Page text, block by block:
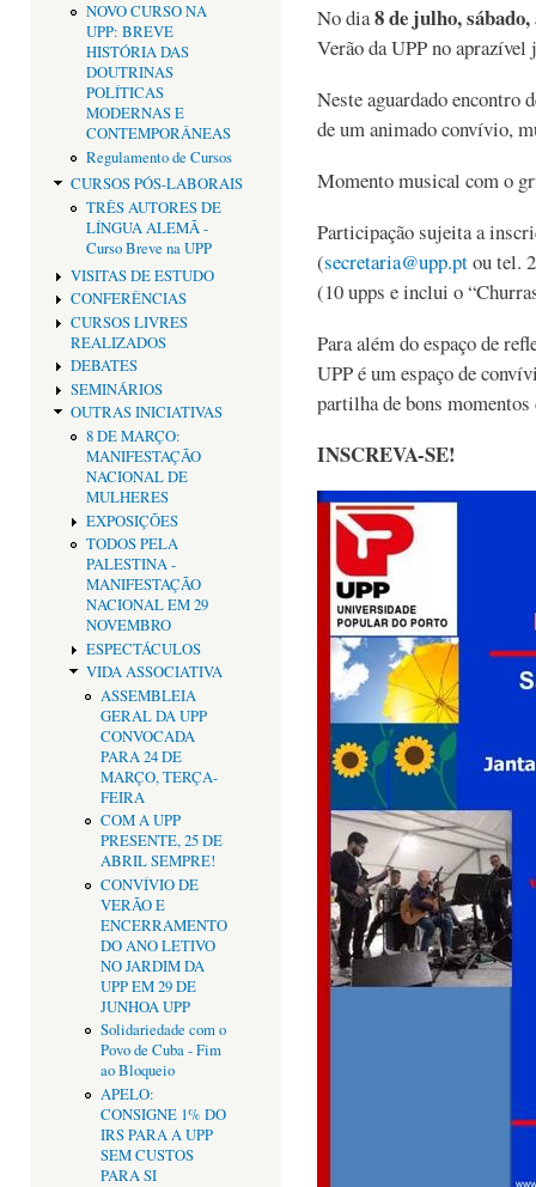
NOVO CURSO NA
UPP: BREVE
HISTÓRIA DAS
DOUTRINAS
POLÍTICAS
MODERNAS E
CONTEMPORÂNEAS
Regulamento de Cursos
CURSOS PÓS-LABORAIS
TRÊS AUTORES DE
LÍNGUA ALEMÃ -
Curso Breve na UPP
VISITAS DE ESTUDO
CONFERÊNCIAS
CURSOS LIVRES
REALIZADOS
DEBATES
SEMINÁRIOS
OUTRAS INICIATIVAS
8 DE MARÇO:
MANIFESTAÇÃO
NACIONAL DE
MULHERES
EXPOSIÇÕES
TODOS PELA
PALESTINA -
MANIFESTAÇÃO
NACIONAL EM 29
NOVEMBRO
ESPECTÁCULOS
VIDA ASSOCIATIVA
ASSEMBLEIA
GERAL DA UPP
CONVOCADA
PARA 24 DE
MARÇO, TERÇA-
FEIRA
COM A UPP
PRESENTE, 25 DE
ABRIL SEMPRE!
CONVÍVIO DE
VERÃO E
ENCERRAMENTO
DO ANO LETIVO
NO JARDIM DA
UPP EM 29 DE
JUNHOA UPP
Solidariedade com o
Povo de Cuba - Fim
ao Bloqueio
APELO:
CONSIGNE 1% DO
IRS PARA A UPP
SEM CUSTOS
PARA SI
No dia8 de julho, sábado,
Verão da UPP no aprazível
Neste aguardado encontro
de um animado convívio,
Momento musical com o
Participação sujeita a
(secretaria@upp.ptou tel.
(10 upps e inclui o
Para além do espaço de
UPP é um espaço de
partilha de bons momentos
INSCREVA-SE!